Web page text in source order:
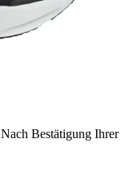
Nach Bestätigung Ihrer